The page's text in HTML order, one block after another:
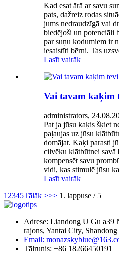
Kad esat ārā ar savu
pats, dažreiz rodas
jums nedraudzīgā vai
biedējoši un potenciāli
par suņu kodumiem ir
iesaistīti bērni. Tas
Lasīt vairāk
Vai tavam kaķim
administrators,
Pat ja jūsu kaķis šķiet
paļaujas uz jūsu
domājat. Kaķi parasti
cilvēku klātbūtnei savā
kompensēt savu
vidi, kas stimulē jūsu
Lasīt vairāk
1 2345Tālāk >>> 1. lappuse / 5
Adrese: Liandong U Gu a39
rajons, Yantai City,
Email:
Tālrunis: +86 18266450191